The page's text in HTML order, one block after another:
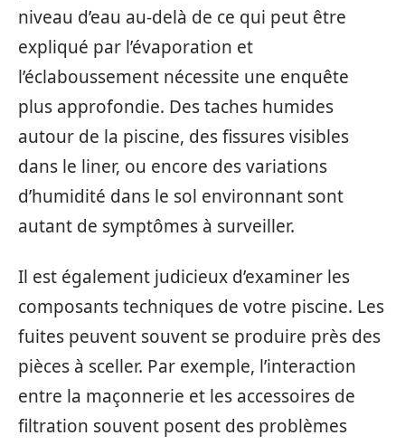
niveau d’eau au-delà de ce qui peut être
expliqué par l’évaporation et
l’éclaboussement nécessite une enquête
plus approfondie. Des taches humides
autour de la piscine, des fissures visibles
dans le liner, ou encore des variations
d’humidité dans le sol environnant sont
autant de symptômes à surveiller.
Il est également judicieux d’examiner les
composants techniques de votre piscine. Les
fuites peuvent souvent se produire près des
pièces à sceller. Par exemple, l’interaction
entre la maçonnerie et les accessoires de
filtration souvent posent des problèmes